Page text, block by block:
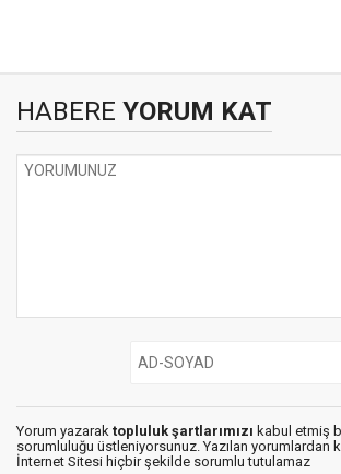
HABERE YORUM KAT
Yorum yazarak topluluk şartlarımızı kabul etmiş
sorumluluğu üstleniyorsunuz. Yazılan yorumlardan
İnternet Sitesi hiçbir şekilde sorumlu tutulamaz